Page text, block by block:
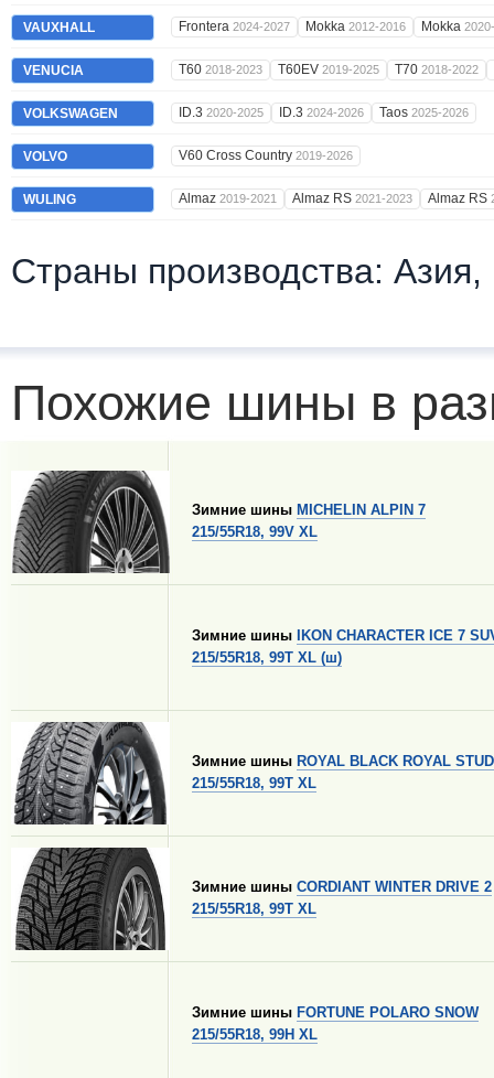
VAUXHALL Frontera 2024-2027 Mokka 2012-2016 Mokka
VENUCIA T60 2018-2023 T60EV 2019-2025 T70 2018-2022
VOLKSWAGEN ID.3 2020-2025 ID.3 2024-2026 Taos 2025-2026
VOLVO V60 Cross Country 2019-2026
WULING Almaz 2019-2021 Almaz RS 2021-2023 Almaz RS
Страны производства: Азия,
Похожие шины в
Зимние шины MICHELIN ALPIN 7
215/55R18, 99V XL
Зимние шины
IKON CHARACTER ICE 7
215/55R18, 99T XL (ш)
Зимние шины ROYAL BLACK ROYAL
215/55R18, 99T XL
Зимние шины CORDIANT WINTER DRIVE 2
215/55R18, 99T XL
Зимние шины FORTUNE POLARO SNOW
215/55R18, 99H XL